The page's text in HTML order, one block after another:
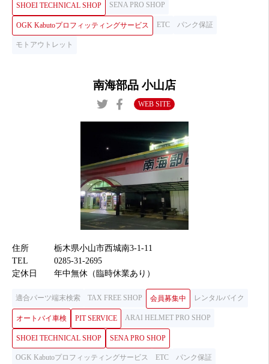
SHOEI TECHNICAL SHOP SENA PRO SHOP
OGK Kabutoプロフィッティングサービス ETC パンク保証
モトアウトレット
南海部品 小山店
WEB SITE
住所
栃木県小山市西城南3-1-11
TEL
0285-31-2695
定休日
年中無休（臨時休業あり）
適合パーツ端末検索 TAX FREE SHOP 会員募集中 レンタルバイク
オートバイ車検 PIT SERVICE ARAI HELMET PRO SHOP
SHOEI TECHNICAL SHOP SENA PRO SHOP
OGK Kabutoプロフィッティングサービス ETC パンク保証